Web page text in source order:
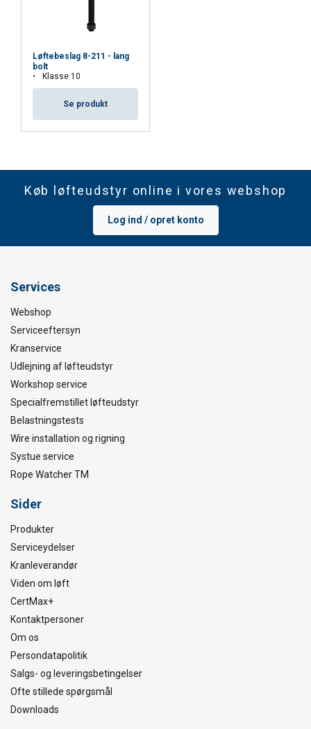
Løftebeslag 8-211 - lang
bolt
Klasse 10
Se produkt
Køb løfteudstyr online i vores webshop
Log ind / opret konto
Services
Webshop
Serviceeftersyn
Kranservice
Udlejning af løfteudstyr
Workshop service
Specialfremstillet løfteudstyr
Belastningstests
Wire installation og rigning
Systue service
Rope Watcher TM
Sider
Produkter
Serviceydelser
Kranleverandør
Viden om løft
CertMax+
Kontaktpersoner
Om os
Persondatapolitik
Salgs- og leveringsbetingelser
Ofte stillede spørgsmål
Downloads